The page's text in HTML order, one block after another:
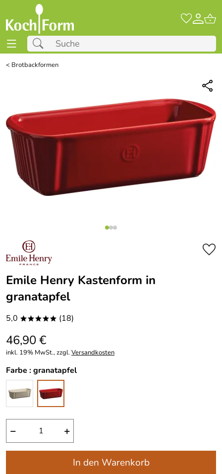
< Brotbackformen
Emile Henry Kastenform in
granatapfel
5,0 ***** (18)
46,90 €
inkl. 19% MwSt., zzgl.Versandkosten
Farbe :granatapfel
− +
In den Warenkorb